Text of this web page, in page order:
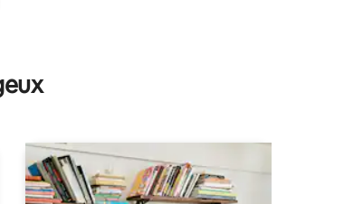
sur la base de 14 commentaires : 4,93 sur 5